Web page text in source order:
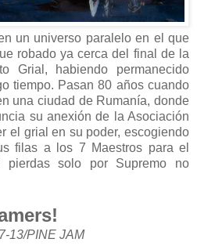
un universo paralelo en el que
robado ya cerca del final de la
Grial, habiendo permanecido
tiempo. Pasan 80 años cuando
una ciudad de Rumanía, donde
su anexión de la Asociación
el grial en su poder, escogiendo
filas a los 7 Maestros para el
solo por Supremo no
13/PINE JAM